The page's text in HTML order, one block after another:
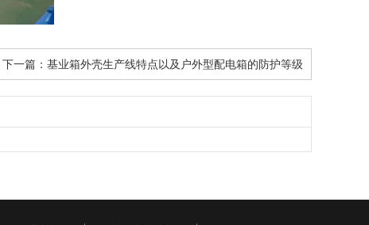
下一篇： 基业箱外壳生产线特点以及户外型配电箱的防护等级